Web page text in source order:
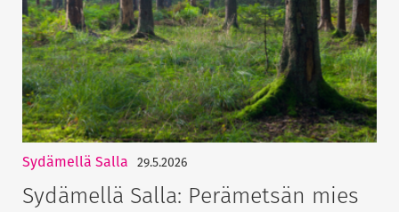
Sydämellä Salla 29.5.2026
Sydämellä Salla: Perämetsän mies